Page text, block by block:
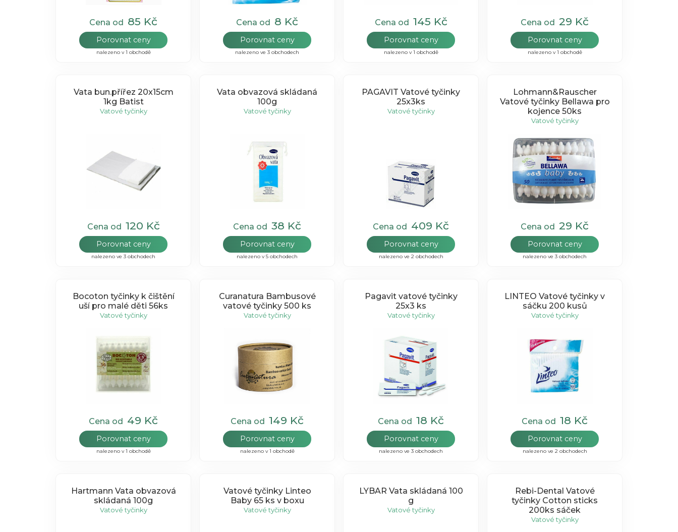
Cena od 85 Kč
Porovnat ceny
nalezeno v 1 obchodě
Cena od 8 Kč
Porovnat ceny
nalezeno ve 3 obchodech
Cena od 145 Kč
Porovnat ceny
nalezeno v 1 obchodě
Cena od 29 Kč
Porovnat ceny
nalezeno v 1 obchodě
Vata bun.přířez 20x15cm
1kg Batist
Vatové tyčinky
Cena od 120 Kč
Porovnat ceny
nalezeno ve 3 obchodech
Vata obvazová skládaná
100g
Vatové tyčinky
Cena od 38 Kč
Porovnat ceny
nalezeno v 5 obchodech
PAGAVIT Vatové tyčinky
25x3ks
Vatové tyčinky
Cena od 409 Kč
Porovnat ceny
nalezeno ve 2 obchodech
Lohmann&Rauscher
Vatové tyčinky Bellawa pro
kojence 50ks
Vatové tyčinky
Cena od 29 Kč
Porovnat ceny
nalezeno ve 3 obchodech
Bocoton tyčinky k čištění
uší pro malé děti 56ks
Vatové tyčinky
Cena od 49 Kč
Porovnat ceny
nalezeno v 1 obchodě
Curanatura Bambusové
vatové tyčinky 500 ks
Vatové tyčinky
Cena od 149 Kč
Porovnat ceny
nalezeno v 1 obchodě
Pagavit vatové tyčinky
25x3 ks
Vatové tyčinky
Cena od 18 Kč
Porovnat ceny
nalezeno ve 3 obchodech
LINTEO Vatové tyčinky v
sáčku 200 kusů
Vatové tyčinky
Cena od 18 Kč
Porovnat ceny
nalezeno ve 2 obchodech
Hartmann Vata obvazová
skládaná 100g
Vatové tyčinky
Vatové tyčinky Linteo
Baby 65 ks v boxu
Vatové tyčinky
LYBAR Vata skládaná 100
g
Vatové tyčinky
Rebi-Dental Vatové
tyčinky Cotton sticks
200ks sáček
Vatové tyčinky